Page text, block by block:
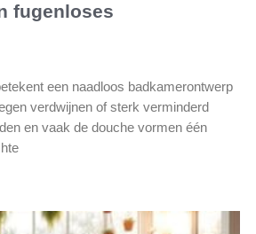
fugenloses
een naadloos badkamerontwerp
verdwijnen of sterk verminderd
en vaak de douche vormen één